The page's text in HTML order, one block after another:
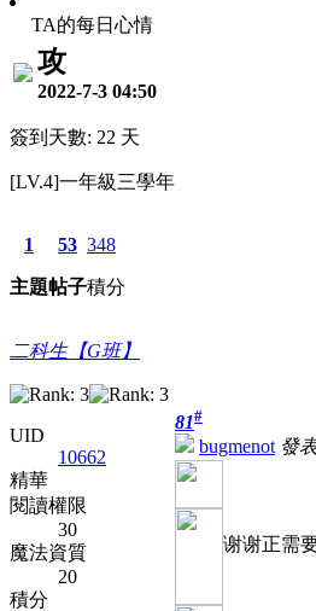
TA的每日心情
攻
2022-7-3 04:50
簽到天數: 22 天
[LV.4]一年級三學年
1
主題
53
帖子
348
積分
二科生【G班】
UID
10662
精華
閱讀權限
30
魔法資質
20
積分
81#
bugmenot 發
谢谢正需